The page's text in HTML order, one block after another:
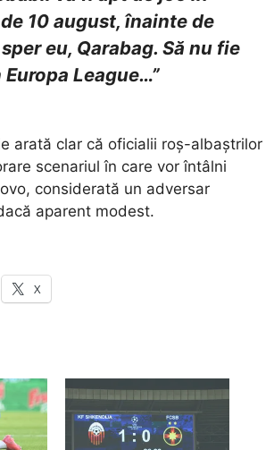
10 august, înainte de
eu, Qarabag. Să nu fie
League…”
arată clar că oficialii roș-albaștrilor
scenariul în care vor întâlni
considerată un adversar
aparent modest.
X